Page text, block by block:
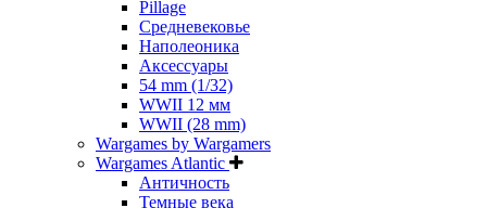
Pillage
Средневековье
Наполеоника
Аксессуары
54 mm (1/32)
WWII 12 мм
WWII (28 mm)
Wargames by Wargamers
Wargames Atlantic
Античность
Темные века